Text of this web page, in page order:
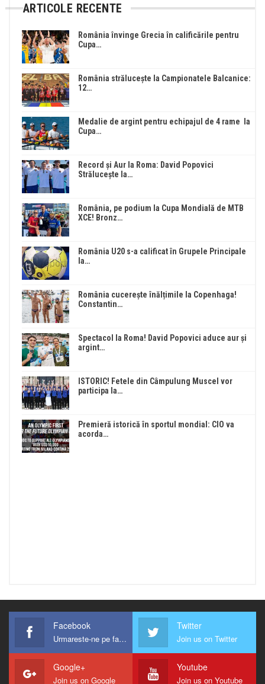
ARTICOLE RECENTE
România învinge Grecia în calificările pentru
Cupa…
România strălucește la Campionatele Balcanice:
12…
Medalie de argint pentru echipajul de 4 rame la
Cupa…
Record și Aur la Roma: David Popovici
Strălucește la…
România, pe podium la Cupa Mondială de MTB
XCE! Bronz…
România U20 s-a calificat în Grupele Principale
la…
România cucerește înălțimile la Copenhaga!
Constantin…
Spectacol la Roma! David Popovici aduce aur și
argint…
ISTORIC! Fetele din Câmpulung Muscel vor
participa la…
Premieră istorică în sportul mondial: CIO va
acorda…
Facebook
Urmareste-ne pe facebook !
Twitter
Join us on Twitter
Google+
Join us on Google
Youtube
Join us on Youtube